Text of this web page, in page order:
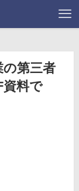
第三者
資料で